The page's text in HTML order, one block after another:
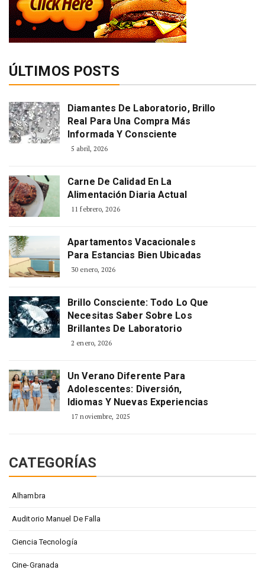
ÚLTIMOS POSTS
Diamantes De Laboratorio, Brillo
Real Para Una Compra Más
Informada Y Consciente
5 abril, 2026
Carne De Calidad En La
Alimentación Diaria Actual
11 febrero, 2026
Apartamentos Vacacionales
Para Estancias Bien Ubicadas
30 enero, 2026
Brillo Consciente: Todo Lo Que
Necesitas Saber Sobre Los
Brillantes De Laboratorio
2 enero, 2026
Un Verano Diferente Para
Adolescentes: Diversión,
Idiomas Y Nuevas Experiencias
17 noviembre, 2025
CATEGORÍAS
Alhambra
Auditorio Manuel De Falla
Ciencia Tecnología
Cine-Granada